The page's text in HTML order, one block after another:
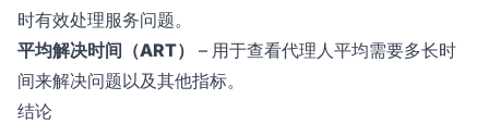
时有效处理服务问题。
平均解决时间（ART）
– 用于查看代理人平均需要多长时
间来解决问题以及其他指标。
结论